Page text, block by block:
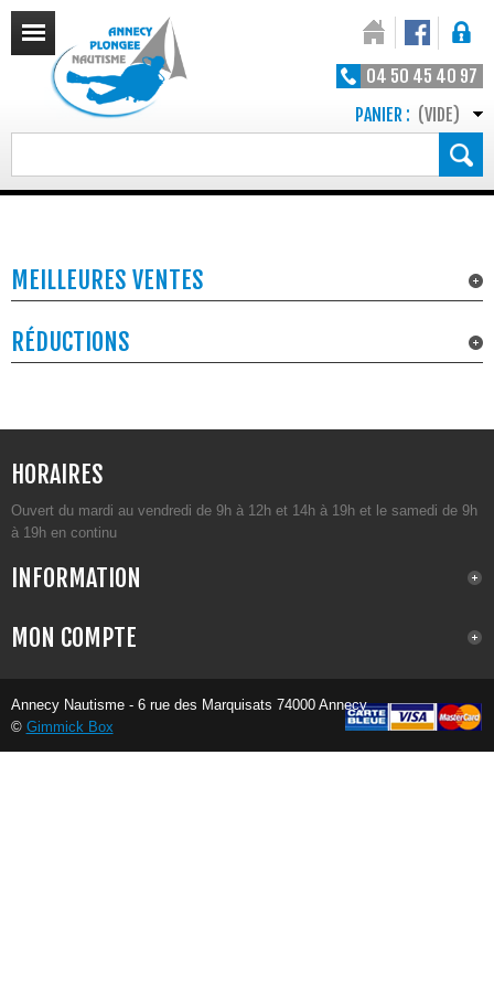
04 50 45 40 97
PANIER : (VIDE)
MEILLEURES VENTES
RÉDUCTIONS
HORAIRES
Ouvert du mardi au vendredi de 9h à 12h et 14h à 19h et le samedi de 9h
à 19h en continu
Annecy Nautisme - 6 rue des Marquisats 74000 Annecy
© Gimmick Box
INFORMATION
MON COMPTE